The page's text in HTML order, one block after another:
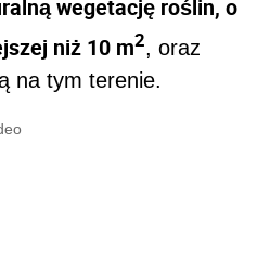
wegetację roślin, o
niż 10 m2, oraz
na tym terenie.